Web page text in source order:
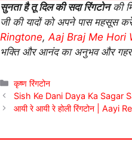
सुनता है तू दिल की सदा रिंगटोनकी
जी की यादों को अपने पास महसूस
Ringtone, Aaj Braj Me Hori
भक्ति और आनंद का अनुभव और
Categories
कृष्ण रिंगटोन
Sish Ke Dani Daya Ka Sagar
आयी रे आयी रे होली रिंगटोन | Aayi